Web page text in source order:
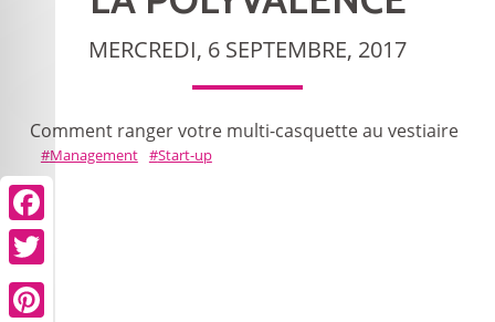
MERCREDI, 6 SEPTEMBRE, 2017
Comment ranger votre multi-casquette au vestiaire
Management Start-up
Facebook
Twitter